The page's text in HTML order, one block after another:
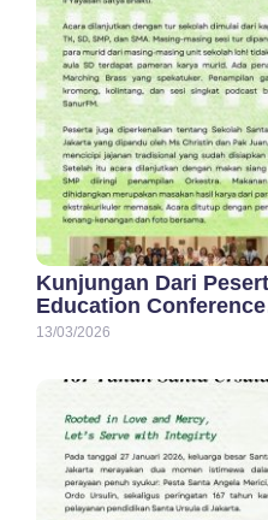
Kunjungan Dari
Education
13/03/2026